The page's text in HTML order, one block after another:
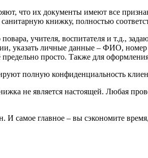
что их документы имеют все
книжку, полностью
учителя, воспитателя и т.д.,
указать личные данные – ФИО,
просто. Также для
полную конфиденциальность
не является настоящей. Любая
главное – вы сэкономите